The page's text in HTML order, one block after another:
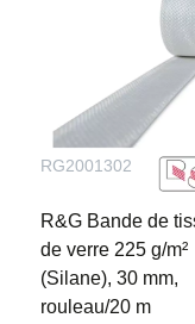
RG2001302
R&G Bande de
de verre 225 g/m²
(Silane), 30 mm,
rouleau/20 m